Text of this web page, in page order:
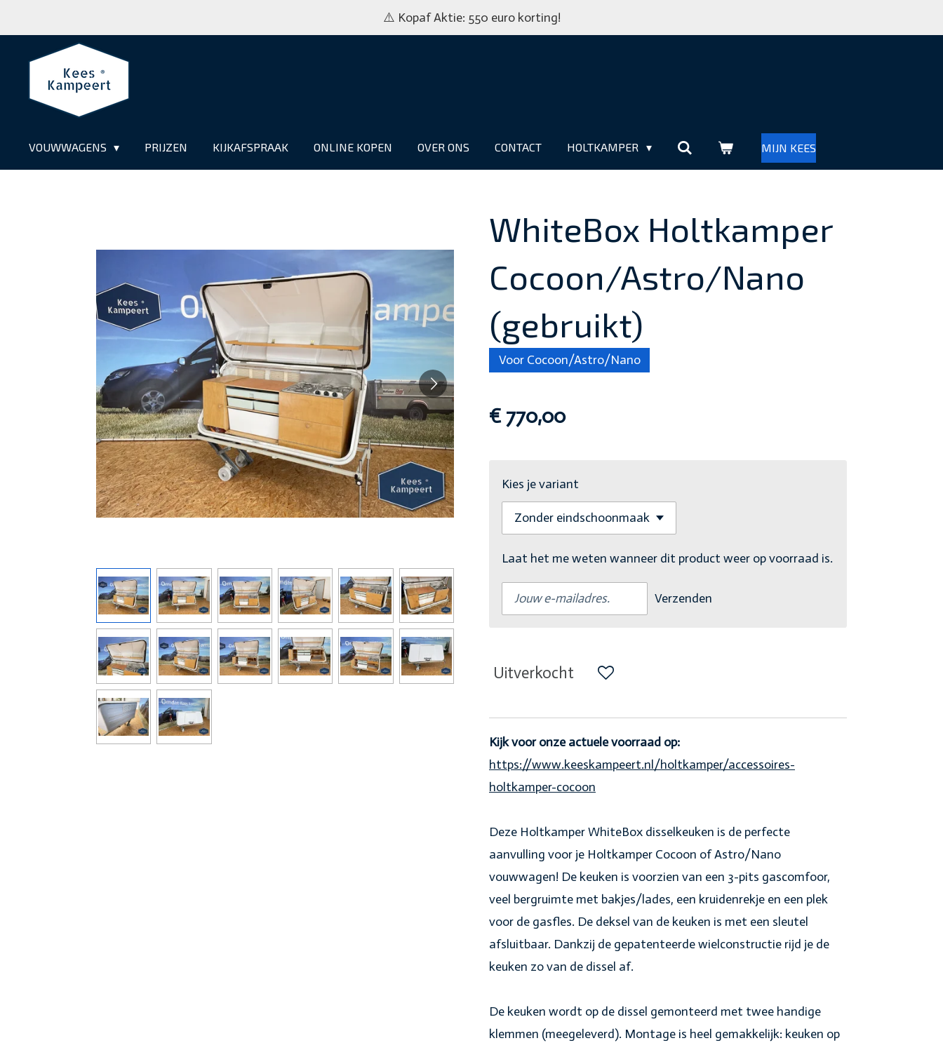
naar
hoofdinhoud
⚠️ Kopaf Aktie: 550 euro korting!
VOUWWAGENS PRIJZEN KIJKAFSPRAAK ONLINE KOPEN OVER ONS CONTACT HOLTKAMPER MIJN KEES
WhiteBox Holtkamper
Cocoon/Astro/Nano
(gebruikt)
Voor Cocoon/Astro/Nano
€ 770,00
Kies je variant
Laat het me weten wanneer dit product weer op voorraad is.
Verzenden
Uitverkocht
Kijk voor onze actuele voorraad op:
https://www.keeskampeert.nl/holtkamper/accessoires-
holtkamper-cocoon
Deze Holtkamper WhiteBox disselkeuken is de perfecte
aanvulling voor je Holtkamper Cocoon of Astro/Nano
vouwwagen! De keuken is voorzien van een 3-pits gascomfoor,
veel bergruimte met bakjes/lades, een kruidenrekje en een plek
voor de gasfles. De deksel van de keuken is met een sleutel
afsluitbaar. Dankzij de gepatenteerde wielconstructie rijd je de
keuken zo van de dissel af.
De keuken wordt op de dissel gemonteerd met twee handige
klemmen (meegeleverd). Montage is heel gemakkelijk: keuken op